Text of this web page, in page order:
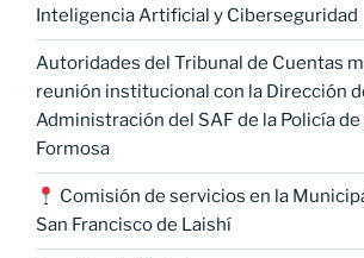
Inteligencia Artificial y Ciberseguridad
Autoridades del Tribunal de Cuentas
reunión institucional con la Dirección
Administración del SAF de la Policía
Formosa
Comisión de servicios en la
San Francisco de Laishí